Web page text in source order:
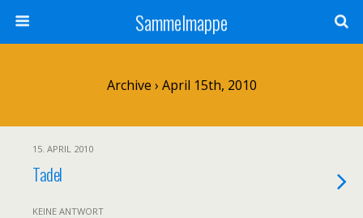
Sammelmappe
Archive › April 15th, 2010
15. APRIL 2010
Tadel
KEINE ANTWORT